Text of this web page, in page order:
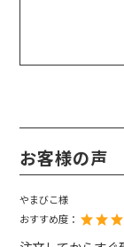
お客様の声
やまびこ様
おすすめ度：